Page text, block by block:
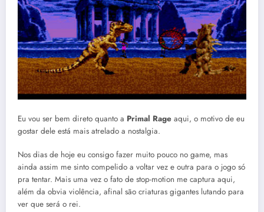
Eu vou ser bem direto quanto a Primal Rage aqui, o motivo de eu
gostar dele está mais atrelado a nostalgia.
Nos dias de hoje eu consigo fazer muito pouco no game, mas
ainda assim me sinto compelido a voltar vez e outra para o jogo só
pra tentar. Mais uma vez o fato de stop-motion me captura aqui,
além da obvia violência, afinal são criaturas gigantes lutando para
ver que será o rei.